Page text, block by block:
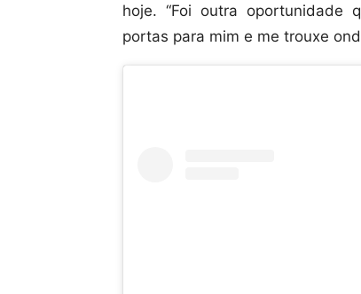
hoje. “Foi outra oportunidade
portas para mim e me trouxe